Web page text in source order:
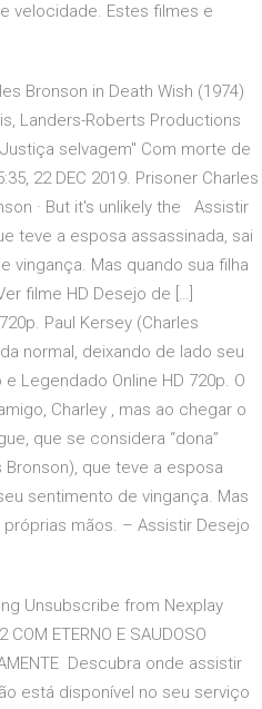
velocidade. Estes filmes e
Bronson in Death Wish (1974)
Landers-Roberts Productions
selvagem" Com morte de
22 DEC 2019. Prisoner Charles
· But it's unlikely the Assistir
teve a esposa assassinada, sai
vingança. Mas quando sua filha
filme HD Desejo de […]
Paul Kersey (Charles
normal, deixando de lado seu
Legendado Online HD 720p. O
Charley , mas ao chegar o
que se considera “dona”
que teve a esposa
sentimento de vingança. Mas
mãos. – Assistir Desejo
Unsubscribe from Nexplay
ETERNO E SAUDOSO
Descubra onde assistir
está disponível no seu serviço